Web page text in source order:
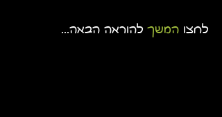
לחצו המשך להוראה הבאה...